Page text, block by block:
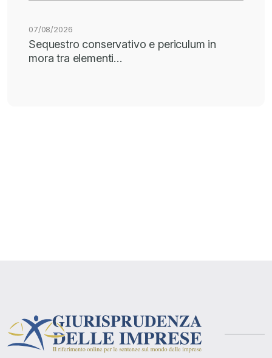
07/08/2026
Sequestro conservativo e periculum in
mora tra elementi…